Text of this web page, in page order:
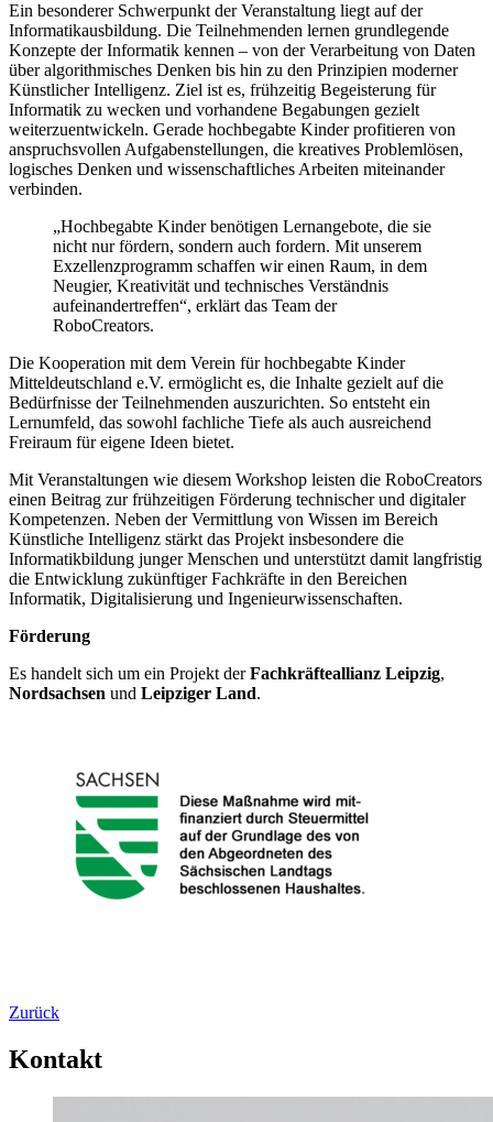
Ein besonderer Schwerpunkt der Veranstaltung liegt auf der
Informatikausbildung. Die Teilnehmenden lernen grundlegende
Konzepte der Informatik kennen – von der Verarbeitung von Daten
über algorithmisches Denken bis hin zu den Prinzipien moderner
Künstlicher Intelligenz. Ziel ist es, frühzeitig Begeisterung für
Informatik zu wecken und vorhandene Begabungen gezielt
weiterzuentwickeln. Gerade hochbegabte Kinder profitieren von
anspruchsvollen Aufgabenstellungen, die kreatives Problemlösen,
logisches Denken und wissenschaftliches Arbeiten miteinander
verbinden.
„Hochbegabte Kinder benötigen Lernangebote, die sie
nicht nur fördern, sondern auch fordern. Mit unserem
Exzellenzprogramm schaffen wir einen Raum, in dem
Neugier, Kreativität und technisches Verständnis
aufeinandertreffen“, erklärt das Team der
RoboCreators.
Die Kooperation mit dem Verein für hochbegabte Kinder
Mitteldeutschland e.V. ermöglicht es, die Inhalte gezielt auf die
Bedürfnisse der Teilnehmenden auszurichten. So entsteht ein
Lernumfeld, das sowohl fachliche Tiefe als auch ausreichend
Freiraum für eigene Ideen bietet.
Mit Veranstaltungen wie diesem Workshop leisten die RoboCreators
einen Beitrag zur frühzeitigen Förderung technischer und digitaler
Kompetenzen. Neben der Vermittlung von Wissen im Bereich
Künstliche Intelligenz stärkt das Projekt insbesondere die
Informatikbildung junger Menschen und unterstützt damit langfristig
die Entwicklung zukünftiger Fachkräfte in den Bereichen
Informatik, Digitalisierung und Ingenieurwissenschaften.
Förderung
Es handelt sich um ein Projekt derFachkräfteallianz Leipzig,
Nordsachsen und Leipziger Land.
Zurück
Kontakt